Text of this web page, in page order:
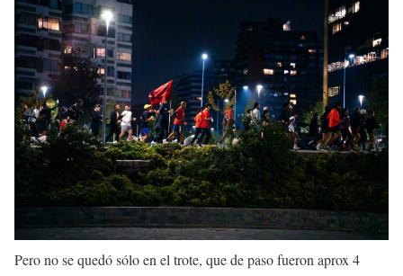
Pero no se quedó sólo en el trote, que de paso fueron aprox 4